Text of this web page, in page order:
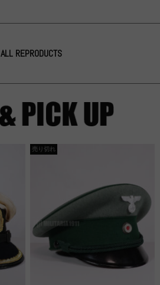
ALL REPRODUCTS
売り切れ